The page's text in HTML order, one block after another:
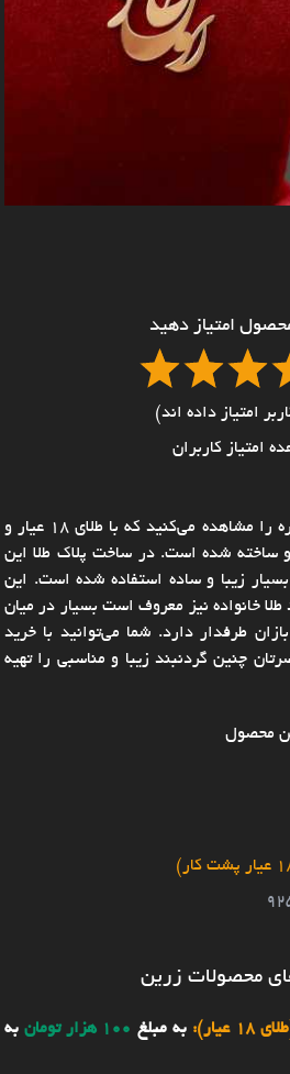
امتیاز دهید
امتیاز کاربران
گردنبند طلا اسم رسول و خاطره را مشاهده می‌کنید که با طلای 18 عیار و
ساخته شده است. در ساخت پلاک طلا این
زیبا و ساده استفاده شده است. این
طلا خانواده نیز معروف است بسیار در میان
طرفدار دارد. شما می‌توانید با خرید
چنین گردنبند زیبا و مناسبی را تهیه
محصول
محصولات زرین
عیار): به مبلغ 100 هزار تومان
به